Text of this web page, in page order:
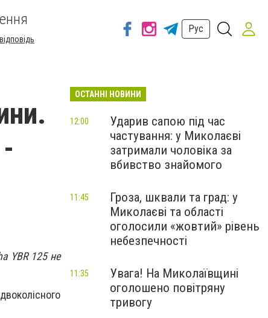
Рус
YBR 125 не
ОСТАННІ НОВИНИ
Ударив сапою під час
частування: у Миколаєві
затримали чоловіка за
вбивство знайомого
12:00
Гроза, шквали та град: у
Миколаєві та області
оголосили «жовтий» рівень
небезпечності
11:45
Увага! На Миколаївщині
оголошено повітряну
тривогу
11:35